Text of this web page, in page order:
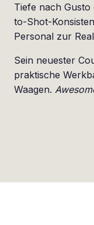
Tiefe nach
to-Shot-
Personal zur
Sein neuester
praktische
Waagen.